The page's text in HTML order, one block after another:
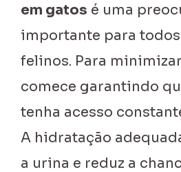
em gatos é uma
importante para
felinos. Para
comece garantindo
tenha acesso
A hidratação
a urina e reduz a